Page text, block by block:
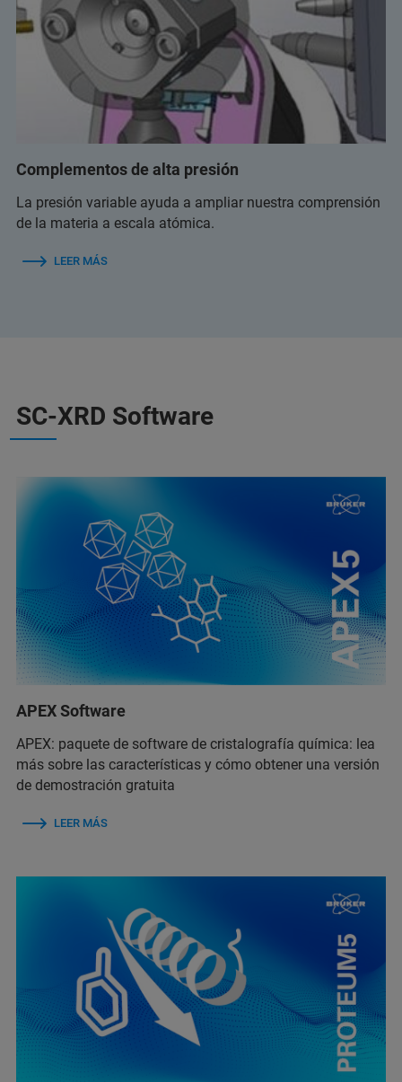
Complementos de alta presión
La presión variable ayuda a ampliar nuestra comprensión
de la materia a escala atómica.
LEER MÁS
SC-XRD Software
APEX Software
APEX: paquete de software de cristalografía química: lea
más sobre las características y cómo obtener una versión
de demostración gratuita
LEER MÁS